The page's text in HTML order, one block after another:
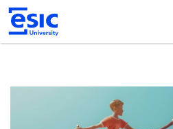
Pasar
contenido